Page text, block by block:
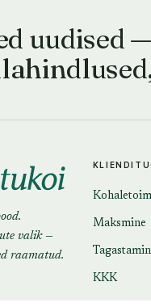
uudised
valik —
raamatud.
Maksmine
KKK